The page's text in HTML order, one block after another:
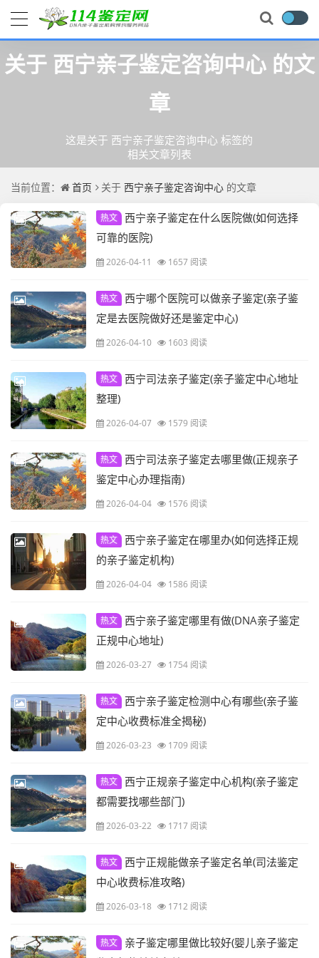
关于 西宁亲子鉴定咨询中心 的文
章
这是关于 西宁亲子鉴定咨询中心 标签的
相关文章列表
当前位置： 首页 关于 西宁亲子鉴定咨询中心 的文章
热文 西宁亲子鉴定在什么医院做(如何选择
可靠的医院)
2026-04-11 1657 阅读
热文 西宁哪个医院可以做亲子鉴定(亲子鉴
定是去医院做好还是鉴定中心)
2026-04-10 1603 阅读
热文 西宁司法亲子鉴定(亲子鉴定中心地址
整理)
2026-04-07 1579 阅读
热文 西宁司法亲子鉴定去哪里做(正规亲子
鉴定中心办理指南)
2026-04-04 1576 阅读
热文 西宁亲子鉴定在哪里办(如何选择正规
的亲子鉴定机构)
2026-04-04 1586 阅读
热文 西宁亲子鉴定哪里有做(DNA亲子鉴定
正规中心地址)
2026-03-27 1754 阅读
热文 西宁亲子鉴定检测中心有哪些(亲子鉴
定中心收费标准全揭秘)
2026-03-23 1709 阅读
热文 西宁正规亲子鉴定中心机构(亲子鉴定
都需要找哪些部门)
2026-03-22 1717 阅读
热文 西宁正规能做亲子鉴定名单(司法鉴定
中心收费标准攻略)
2026-03-18 1712 阅读
热文
亲子鉴定哪里做比较好(婴儿亲子鉴定